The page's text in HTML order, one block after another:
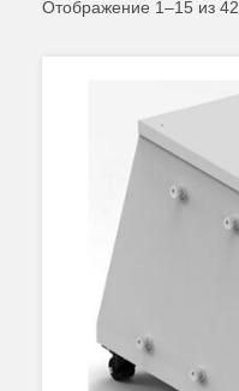
Отображение 1–15 из 42